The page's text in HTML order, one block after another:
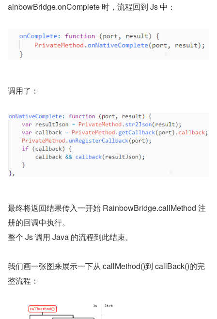
ainbowBridge.onComplete 时，流程回到 Js 中：
调用了：
最终将返回结果传入一开始 RainbowBridge.callMethod 注
册的回调中执行。
整个 Js 调用 Java 的流程到此结束。
我们画一张图来展示一下从 callMethod()到 callBack()的完
整流程：